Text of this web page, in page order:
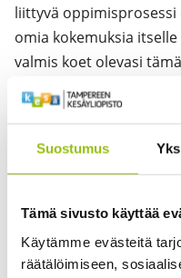
Suostumus
Tämä sivusto käyttää
Käytämme evästeitä
räätälöimiseen,
liittyvä
omia kokemuksia
valmis koet olevasi
Perustele vastauksesi.
Koulutus on työn
hyvin olet huomioinut
Miten näet
vuoden päästä? Saat